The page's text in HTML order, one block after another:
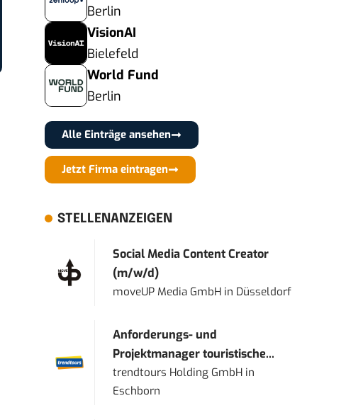
Berlin
VisionAI
Bielefeld
World Fund
Berlin
Alle Einträge ansehen
Jetzt Firma eintragen
STELLENANZEIGEN
Social Media Content Creator
(m/w/d)
moveUP Media GmbH in Düsseldorf
Anforderungs- und
Projektmanager touristische...
trendtours Holding GmbH in
Eschborn